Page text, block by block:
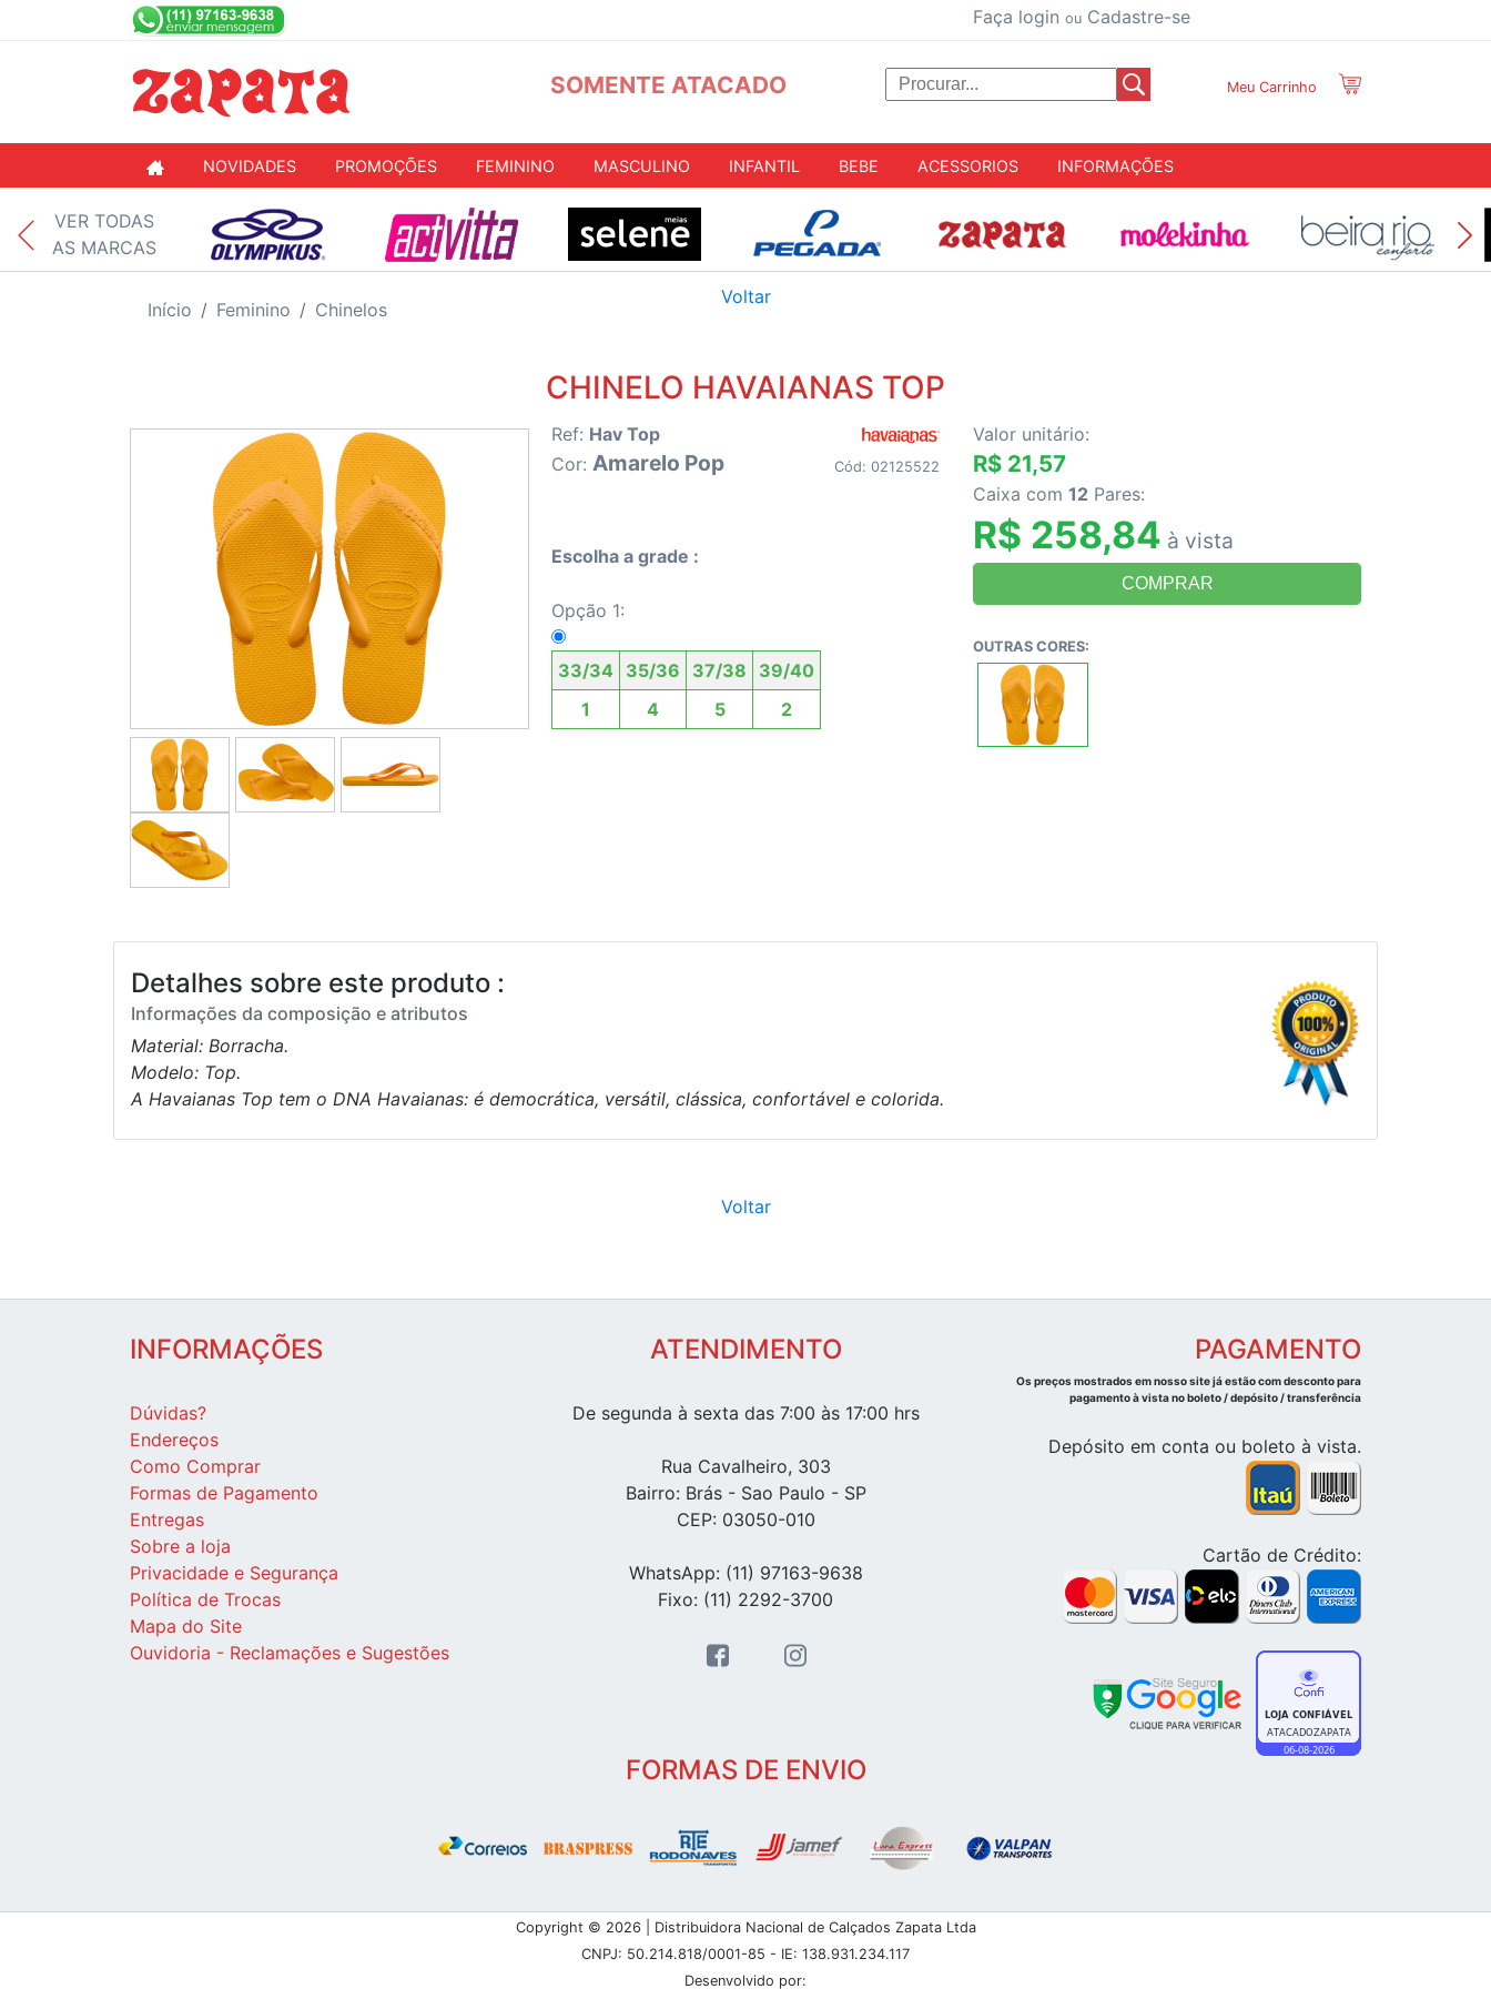
Faça login ou Cadastre-se
SOMENTE ATACADO Meu Carrinho
NOVIDADES PROMOÇÕES FEMININO MASCULINO INFANTIL BEBE ACESSORIOS INFORMAÇÕES
VER TODAS
AS MARCAS
Início Feminino Chinelos
Voltar
CHINELO HAVAIANAS TOP
Ref: Hav Top
Cor: Amarelo Pop Cód: 02125522
Escolha a grade :
Opção 1:
33/34 35/36 37/38
39/40
1
4 5 2
Valor unitário:
R$ 21,57
Caixa com 12 Pares:
R$ 258,84 à vista
OUTRAS CORES:
Detalhes sobre este produto :
Informações da composição e atributos
Material: Borracha.
Modelo: Top.
A Havaianas Top tem o DNA Havaianas: é democrática, versátil, clássica, confortável e colorida.
Voltar
INFORMAÇÕES
Dúvidas?
Endereços
Como Comprar
Formas de Pagamento
Entregas
Sobre a loja
Privacidade e Segurança
Política de Trocas
Mapa do Site
Ouvidoria - Reclamações e Sugestões
ATENDIMENTO
De segunda à sexta das 7:00 às 17:00 hrs
Rua Cavalheiro, 303
Bairro: Brás - Sao Paulo - SP
CEP: 03050-010
WhatsApp: (11) 97163-9638
Fixo: (11) 2292-3700
PAGAMENTO
Os preços mostrados em nosso site já estão com desconto para
pagamento à vista no boleto / depósito / transferência
Depósito em conta ou boleto à vista.
Cartão de Crédito:
FORMAS DE ENVIO
Copyright © 2026 | Distribuidora Nacional de Calçados Zapata Ltda
CNPJ: 50.214.818/0001-85 - IE: 138.931.234.117
Desenvolvido por: